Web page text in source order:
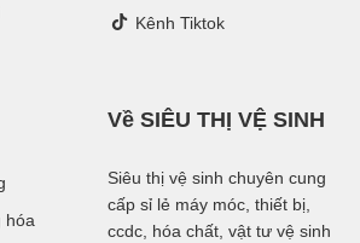
Kênh Tiktok
hóa
Về SIÊU THỊ VỆ SINH
Siêu thị vệ sinh chuyên cung
cấp sỉ lẻ máy móc, thiết bị,
ccdc, hóa chất, vật tư vệ sinh